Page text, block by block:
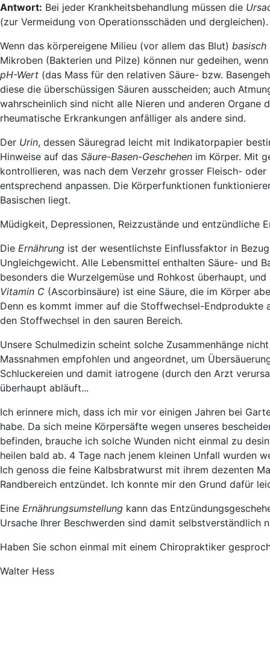
Antwort: Bei jeder Krankheitsbehandlung müssen die
(zur Vermeidung von Operationsschäden und dergleichen).
Wenn das körpereigene Milieu (vor allem das Blut) basisch
Mikroben (Bakterien und Pilze) können nur gedeihen,
pH-Wert (das Mass für den relativen Säure- bzw.
diese die überschüssigen Säuren ausscheiden; auch
wahrscheinlich sind nicht alle Nieren und anderen
rheumatische Erkrankungen anfälliger als andere sind.
Der Urin, dessen Säuregrad leicht mit Indikatorpapier
Hinweise auf das Säure-Basen-Geschehen im Körper. Mit
kontrollieren, was nach dem Verzehr grosser Fleisch-
entsprechend anpassen. Die Körperfunktionen
Basischen liegt.
Müdigkeit, Depressionen, Reizzustände und entzündliche
Die Ernährung ist der wesentlichste Einflussfaktor in
Ungleichgewicht. Alle Lebensmittel enthalten Säure- und
besonders die Wurzelgemüse und Rohkost überhaupt,
Vitamin C (Ascorbinsäure) ist eine Säure, die im Körper
Denn es kommt immer auf die Stoffwechsel-Endprodukte
den Stoffwechsel in den sauren Bereich.
Unsere Schulmedizin scheint solche Zusammenhänge
Massnahmen empfohlen und angeordnet, um
Schluckereien und damit iatrogene (durch den Arzt
überhaupt abläuft...
Ich erinnere mich, dass ich mir vor einigen Jahren bei
habe. Da sich meine Körpersäfte wegen unseres
befinden, brauche ich solche Wunden nicht einmal zu
heilen bald ab. 4 Tage nach jenem kleinen Unfall wurden
Ich genoss die feine Kalbsbratwurst mit ihrem dezenten
Randbereich entzündet. Ich konnte mir den Grund dafür
Eine Ernährungsumstellung kann das
Ursache Ihrer Beschwerden sind damit selbstverständlich
Haben Sie schon einmal mit einem Chiropraktiker
Walter Hess